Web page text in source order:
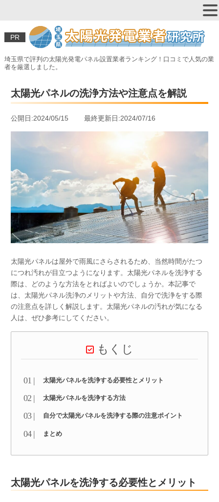
PR
埼玉県で評判の太陽光発電パネル設置業者ランキング！口コミで人気の業
者を厳選しました。
太陽光パネルの洗浄方法や注意点を解説
公開日:2024/05/15 最終更新日:2024/07/16
太陽光パネルは屋外で雨風にさらされるため、当然時間がたつ
につれ汚れが目立つようになります。太陽光パネルを洗浄する
際は、どのような方法をとればよいのでしょうか。本記事で
は、太陽光パネル洗浄のメリットや方法、自分で洗浄をする際
の注意点を詳しく解説します。太陽光パネルの汚れが気になる
人は、ぜひ参考にしてください。
もくじ
太陽光パネルを洗浄する必要性とメリット
太陽光パネルを洗浄する方法
自分で太陽光パネルを洗浄する際の注意ポイント
まとめ
太陽光パネルを洗浄する必要性とメリット